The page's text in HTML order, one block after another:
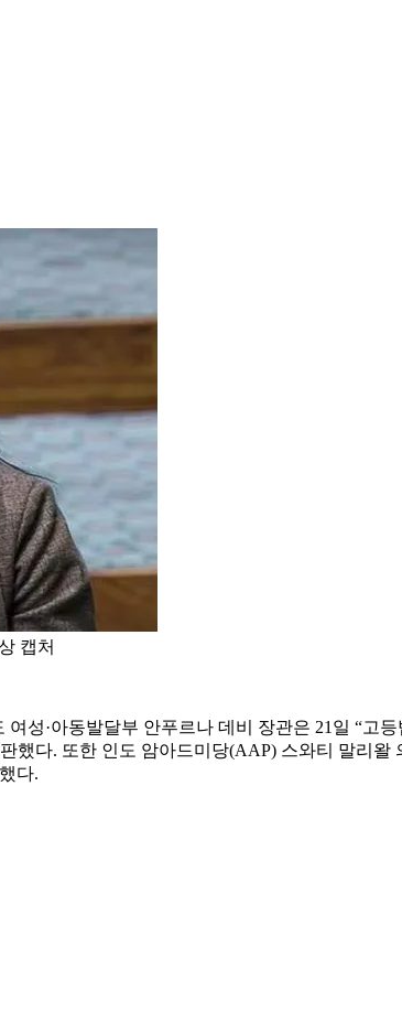
캡처
성·아동발달부 안푸르나 데비 장관은 21일 “고
다. 또한 인도 암아드미당(AAP) 스와티 말리왈
다.